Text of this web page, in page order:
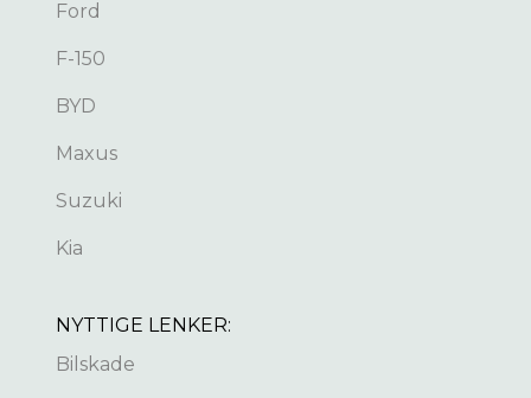
Ford
F-150
BYD
Maxus
Suzuki
Kia
NYTTIGE LENKER:
Bilskade